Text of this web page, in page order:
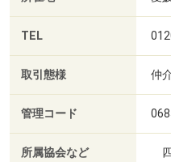
TEL
取引態様 仲
管理コード
所属協会など
四